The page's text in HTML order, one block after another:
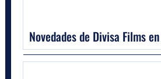
Novedades de Divisa Films